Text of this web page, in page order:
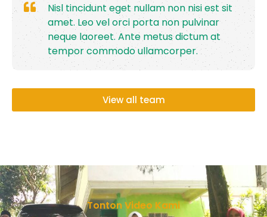
Nisl tincidunt eget nullam non nisi est sit
amet. Leo vel orci porta non pulvinar
neque laoreet. Ante metus dictum at
tempor commodo ullamcorper.
View all team
Tonton Video Kami